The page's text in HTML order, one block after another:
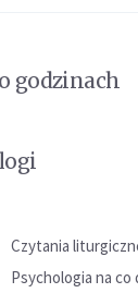
godzinach
Czytania
Psychologia na co